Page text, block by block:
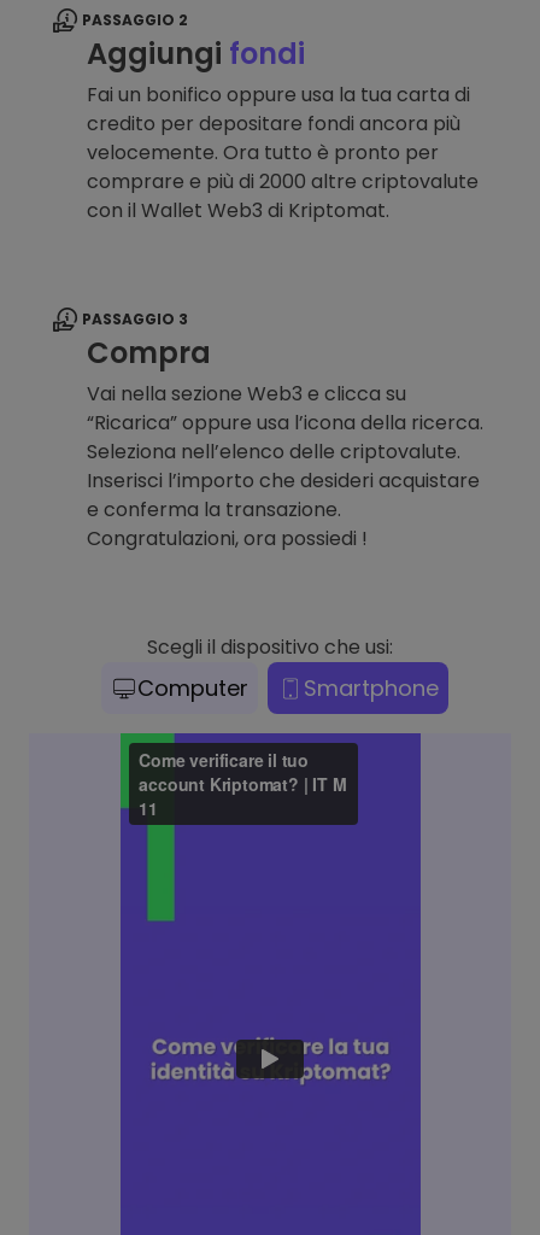
PASSAGGIO 2
Aggiungi fondi
Fai un bonifico oppure usa la tua carta di
credito per depositare fondi ancora più
velocemente. Ora tutto è pronto per
comprare e più di 2000 altre criptovalute
con il Wallet Web3 di Kriptomat.
PASSAGGIO 3
Compra
Vai nella sezione Web3 e clicca su
“Ricarica” oppure usa l’icona della ricerca.
Seleziona nell’elenco delle criptovalute.
Inserisci l’importo che desideri acquistare
e conferma la transazione.
Congratulazioni, ora possiedi !
Scegli il dispositivo che usi:
Computer Smartphone